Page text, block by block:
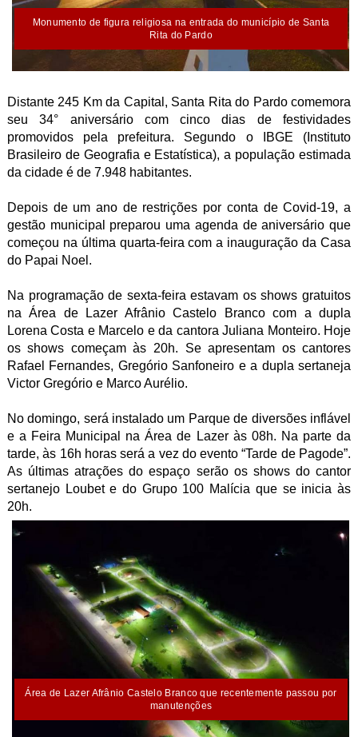
Monumento de figura religiosa na entrada do município de Santa
Rita do Pardo
Distante 245 Km da Capital, Santa Rita do Pardo comemora
seu 34° aniversário com cinco dias de festividades
promovidos pela prefeitura. Segundo o IBGE (Instituto
Brasileiro de Geografia e Estatística), a população estimada
da cidade é de 7.948 habitantes.
Depois de um ano de restrições por conta de Covid-19, a
gestão municipal preparou uma agenda de aniversário que
começou na última quarta-feira com a inauguração da Casa
do Papai Noel.
Na programação de sexta-feira estavam os shows gratuitos
na Área de Lazer Afrânio Castelo Branco com a dupla
Lorena Costa e Marcelo e da cantora Juliana Monteiro. Hoje
os shows começam às 20h. Se apresentam os cantores
Rafael Fernandes, Gregório Sanfoneiro e a dupla sertaneja
Victor Gregório e Marco Aurélio.
No domingo, será instalado um Parque de diversões inflável
e a Feira Municipal na Área de Lazer às 08h. Na parte da
tarde, às 16h horas será a vez do evento “Tarde de Pagode”.
As últimas atrações do espaço serão os shows do cantor
sertanejo Loubet e do Grupo 100 Malícia que se inicia às
20h.
Área de Lazer Afrânio Castelo Branco que recentemente passou por
manutenções